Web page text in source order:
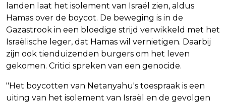
landen laat het isolement van Israël zien, aldus
Hamas over de boycot. De beweging is in de
Gazastrook in een bloedige strijd verwikkeld met het
Israëlische leger, dat Hamas wil vernietigen. Daarbij
zijn ook tienduizenden burgers om het leven
gekomen. Critici spreken van een genocide.
"Het boycotten van Netanyahu's toespraak is een
uiting van het isolement van Israël en de gevolgen